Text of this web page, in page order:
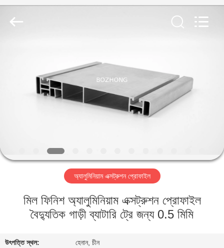
কারখানা
Bozhong
Group
অ্যালুমিনিয়াম এক্সট্রুশন প্রোফাইল
মিল ফিনিশ অ্যালুমিনিয়াম এক্সট্রুশন প্রোফাইল
বৈদ্যুতিক গাড়ী ব্যাটারি ট্রে জন্য 0.5 মিমি
উৎপত্তি স্থল: হেনান, চীন